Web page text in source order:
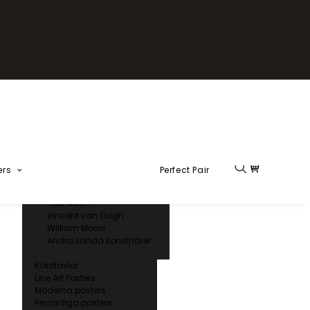
Claude Monet
Paul Nash
Vincent van Gogh
William Morris
Andra kända konstnärer
Kökstavlor
Line Art Posters
Moderna posters
Personliga posters
Perfect Pair